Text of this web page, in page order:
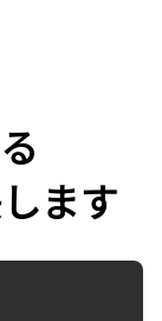
ます